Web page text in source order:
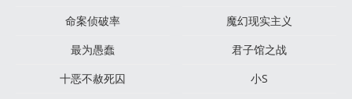
命案侦破率
魔幻现实主义
最为愚蠢
君子馆之战
十恶不赦死囚
小S